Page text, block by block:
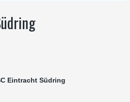
Eintracht Südring